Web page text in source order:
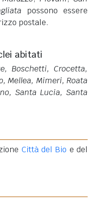
possono essere
postale.
abitati
Boschetti, Crocetta,
Mellea, Mimeri, Roata
Santa Lucia, Santa
Città del Bio e del